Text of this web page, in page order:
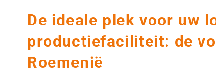
De ideale plek voor uw
productiefaciliteit: de
Roemenië